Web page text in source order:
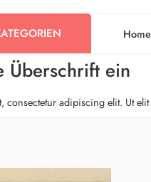
Home
Überschrift ein
consectetur adipiscing elit. Ut